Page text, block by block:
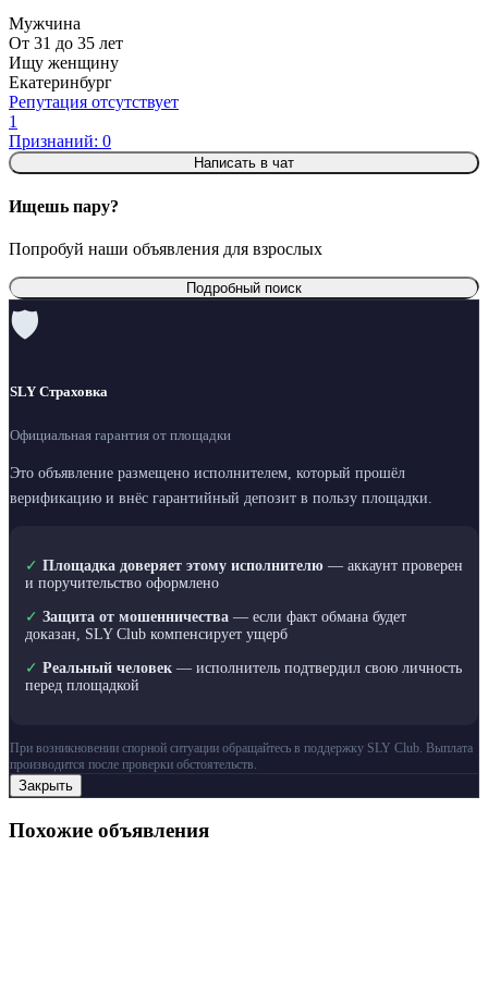
Мужчина
От 31 до 35 лет
Ищу женщину
Екатеринбург
Репутация отсутствует
1
Признаний: 0
Написать в чат
Ищешь пару?
Попробуй наши объявления для взрослых
Подробный поиск
🛡
SLY Страховка
Официальная гарантия от площадки
Это объявление размещено исполнителем, который прошёл
верификацию и внёс гарантийный депозит в пользу площадки.
✓ Площадка доверяет этому исполнителю — аккаунт проверен
и поручительство оформлено
✓ Защита от мошенничества — если факт обмана будет
доказан, SLY Club компенсирует ущерб
✓ Реальный человек — исполнитель подтвердил свою личность
перед площадкой
При возникновении спорной ситуации обращайтесь в поддержку SLY Club. Выплата
производится после проверки обстоятельств.
Закрыть
Похожие объявления